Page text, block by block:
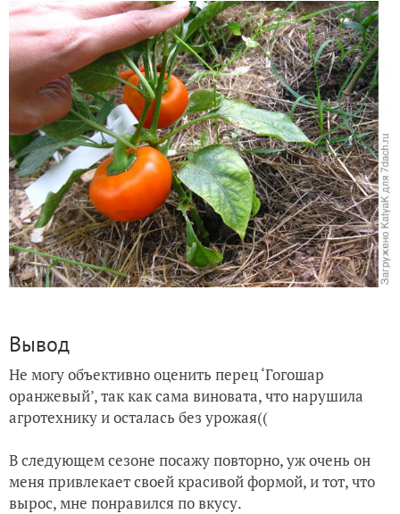
Вывод
Не могу объективно оценить перец ‘Гогошар
оранжевый’, так как сама виновата, что нарушила
агротехнику и осталась без урожая((
В следующем сезоне посажу повторно, уж очень он
меня привлекает своей красивой формой, и тот, что
вырос, мне понравился по вкусу.